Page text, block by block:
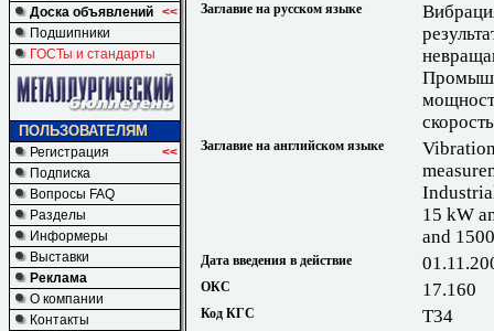
Доска объявлений <<
Подшипники
ГОСТы и стандарты
ПОЛЬЗОВАТЕЛЯМ
Регистрация
<<
Подписка
Вопросы FAQ
Разделы
Информеры
Выставки
Реклама
О компании
Контакты
Заглавие на русском языке
Заглавие на английском языке
15 kW
and
Дата введения в действие
ОКС 17.160
Код КГС Т34